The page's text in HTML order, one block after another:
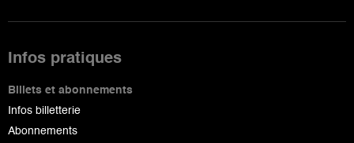
Infos pratiques
Billets et abonnements
Infos billetterie
Abonnements